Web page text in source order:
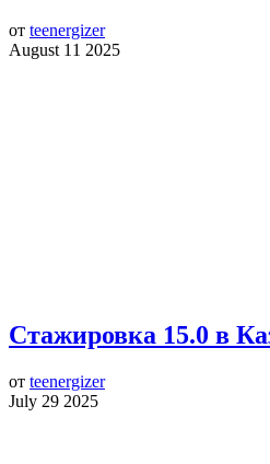
от teenergizer
August 11 2025
Стажировка 15.0 в
от teenergizer
July 29 2025